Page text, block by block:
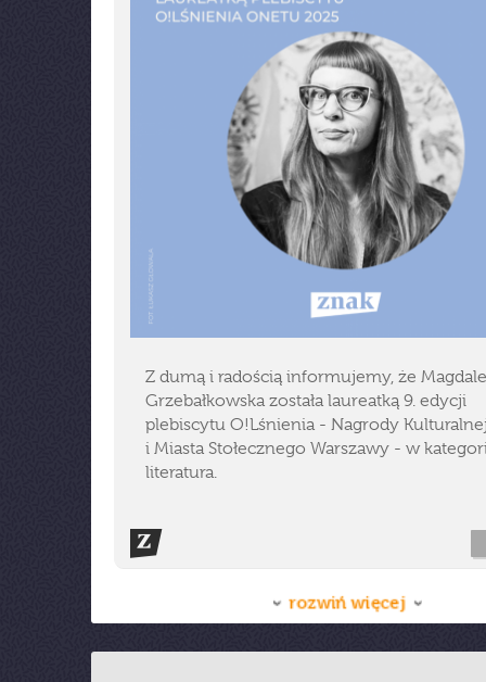
Z dumą i radością informujemy, że
Grzebałkowska została laureatką 9. edycji
plebiscytu O!Lśnienia - Nagrody
i Miasta Stołecznego Warszawy - w
literatura.
rozwiń więcej